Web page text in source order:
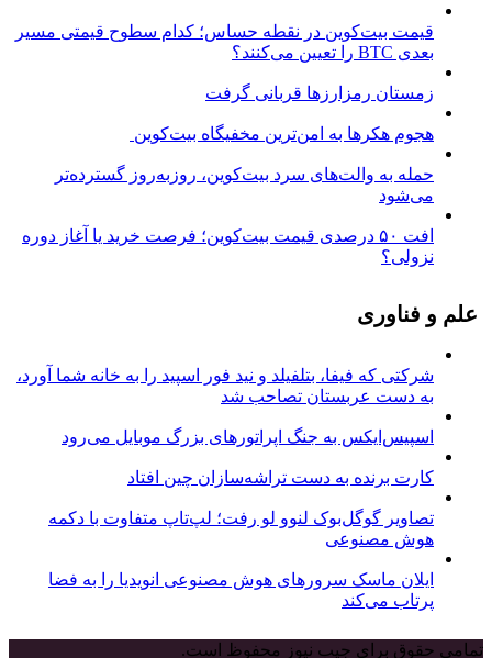
قیمت بیت‌کوین در نقطه حساس؛ کدام سطوح قیمتی مسیر
بعدی BTC را تعیین می‌کنند؟
زمستان رمزارزها قربانی گرفت
هجوم هکرها به امن‌ترین مخفیگاه بیت‌کوین
حمله به والت‌های سرد بیت‌کوین، روزبه‌روز گسترده‌تر
می‌شود
افت ۵۰ درصدی قیمت بیت‌کوین؛ فرصت خرید یا آغاز دوره
نزولی؟
علم و فناوری
شرکتی که فیفا، بتلفیلد و نید فور اسپید را به خانه شما آورد،
به دست عربستان تصاحب شد
اسپیس‌ایکس به جنگ اپراتورهای بزرگ موبایل می‌رود
کارت برنده به دست تراشه‌سازان چین افتاد
تصاویر گوگل‌بوک لنوو لو رفت؛ لپ‌تاپ متفاوت با دکمه
هوش مصنوعی
ایلان ماسک سرورهای هوش مصنوعی انویدیا را به فضا
پرتاب می‌کند
تمامی حقوق برای جیب نیوز محفوظ است.